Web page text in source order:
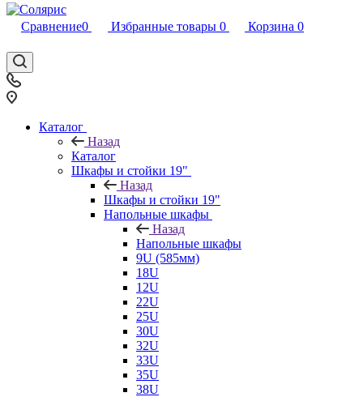
Сравнение0 Избранные товары 0 Корзина 0
Каталог
Назад
Каталог
Шкафы и стойки 19"
Назад
Шкафы и стойки 19"
Напольные шкафы
Назад
Напольные шкафы
9U (585мм)
18U
12U
22U
25U
30U
32U
33U
35U
38U